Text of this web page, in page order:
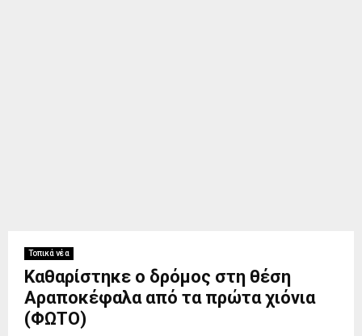
Τοπικά νέα
Καθαρίστηκε ο δρόμος στη θέση
Αραποκέφαλα από τα πρώτα χιόνια
(ΦΩΤΟ)